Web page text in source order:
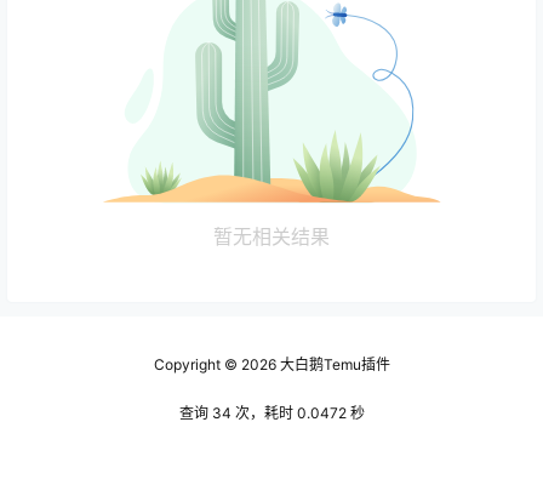
暂无相关结果
Copyright © 2026大白鹅Temu插件
查询 34 次，耗时 0.0472 秒